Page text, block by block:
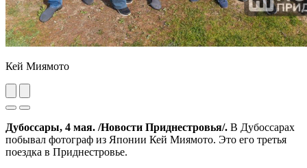
Кей Миямото
Previous
Next
Дубоссары, 4 мая. /Новости Приднестровья/. В Дубоссарах
побывал фотограф из Японии Кей Миямото. Это его третья
поездка в Приднестровье.